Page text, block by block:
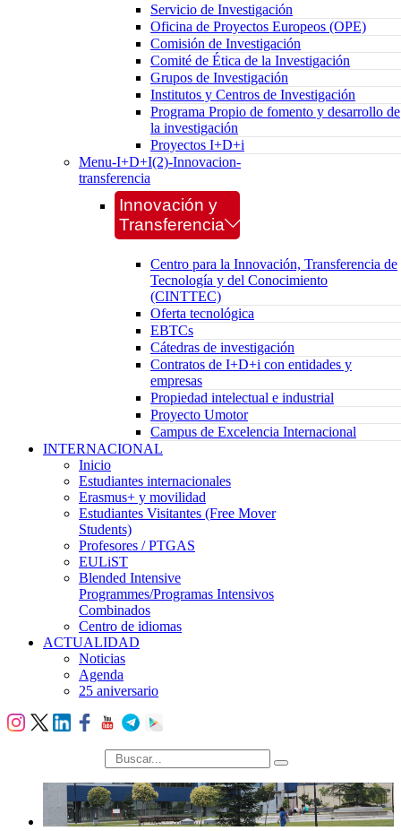
Servicio de Investigación
Oficina de Proyectos Europeos (OPE)
Comisión de Investigación
Comité de Ética de la Investigación
Grupos de Investigación
Institutos y Centros de Investigación
Programa Propio de fomento y desarrollo de
la investigación
Proyectos I+D+i
Menu-I+D+I(2)-Innovacion-
transferencia
Innovación y
Transferencia
Centro para la Innovación, Transferencia de
Tecnología y del Conocimiento
(CINTTEC)
Oferta tecnológica
EBTCs
Cátedras de investigación
Contratos de I+D+i con entidades y
empresas
Propiedad intelectual e industrial
Proyecto Umotor
Campus de Excelencia Internacional
INTERNACIONAL
Inicio
Estudiantes internacionales
Erasmus+ y movilidad
Estudiantes Visitantes (Free Mover
Students)
Profesores / PTGAS
EULiST
Blended Intensive
Programmes/Programas Intensivos
Combinados
Centro de idiomas
ACTUALIDAD
Noticias
Agenda
25 aniversario
búsqueda